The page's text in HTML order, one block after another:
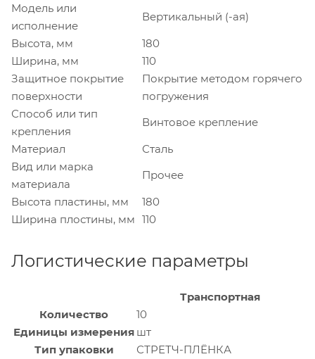
Модель или
исполнение
Вертикальный (-ая)
Высота, мм
180
Ширина, мм
110
Защитное покрытие
поверхности
Покрытие методом горячего
погружения
Способ или тип
крепления
Винтовое крепление
Материал
Сталь
Вид или марка
материала
Прочее
Высота пластины, мм
180
Ширина плостины, мм 110
Логистические параметры
Транспортная
Количество
10
Единицы измерения шт
Тип упаковки
СТРЕТЧ-ПЛЁНКА